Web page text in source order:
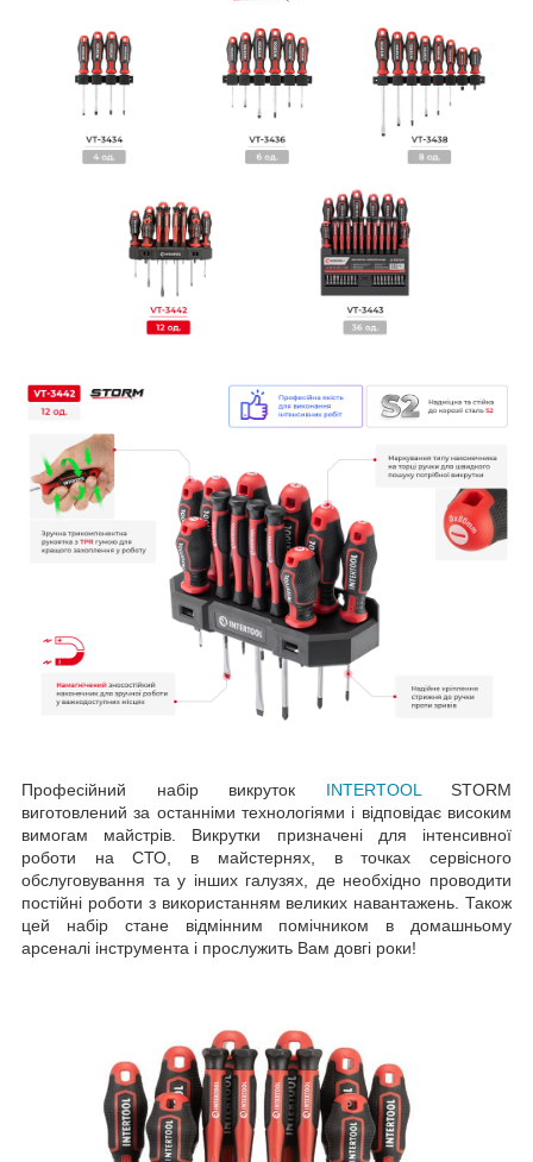
Професійний набір викруток INTERTOOL
STORM
виготовлений за останніми технологіями і відповідає високим
вимогам майстрів. Викрутки призначені для інтенсивної
роботи на СТО, в майстернях, в точках сервісного
обслуговування та у інших галузях, де необхідно проводити
постійні роботи з використанням великих навантажень. Також
цей набір стане відмінним помічником в домашньому
арсеналі інструмента і прослужить Вам довгі роки!